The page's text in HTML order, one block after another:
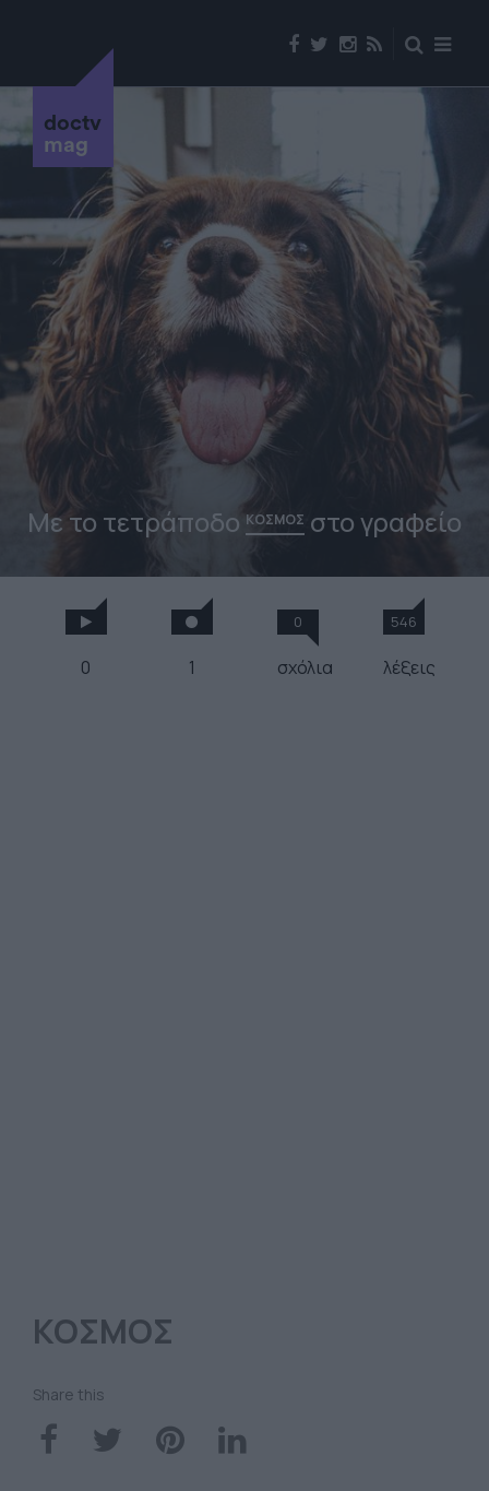
doctv
mag
Με το τετράποδο ΚΟΣΜΟΣ στο γραφείο
0 1
0
σχόλια
546
λέξεις
ΚΟΣΜΟΣ
Share this